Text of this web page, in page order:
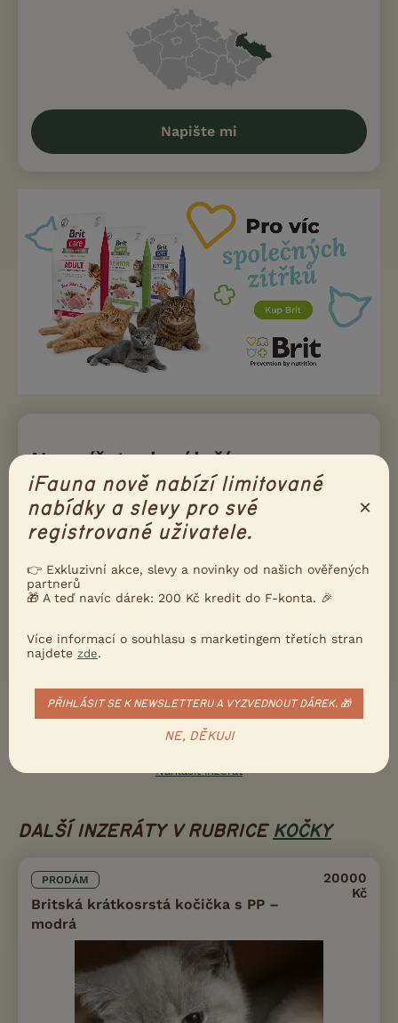
Napište mi
Na zvířatech záleží
Naše podmínky a pravidla inzerce konzultujeme s
Nadací na ochranu zvířat. Díky tomu iFauna drží
krok s aktuální legislativou, i s principy moderního
Přečtete si víc
Poslat inzerát e-mailem
Nahlásit inzerát
DALŠÍ INZERÁTY V RUBRICE KOČKY
PRODÁM
Britská krátkosrstá kočička s PP –
modrá
20000
Kč
iFauna nově nabízí limitované
nabídky a slevy pro své
registrované uživatele.
×
👉 Exkluzivní akce, slevy a novinky od našich ověřených
partnerů
🎁 A teď navíc dárek: 200 Kč kredit do F-konta. 🎉
Více informací o souhlasu s marketingem třetích stran
najdete zde.
PŘIHLÁSIT SE K NEWSLETTERU A VYZVEDNOUT DÁREK. 🎁
NE, DĚKUJI